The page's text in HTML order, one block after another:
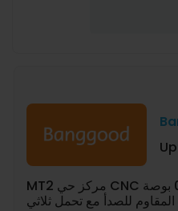
MT2 مركز حي CNC الملموسة بمقياس 0.02 بوصة
المقاوم للصدأ مع تحمل ثلاثي